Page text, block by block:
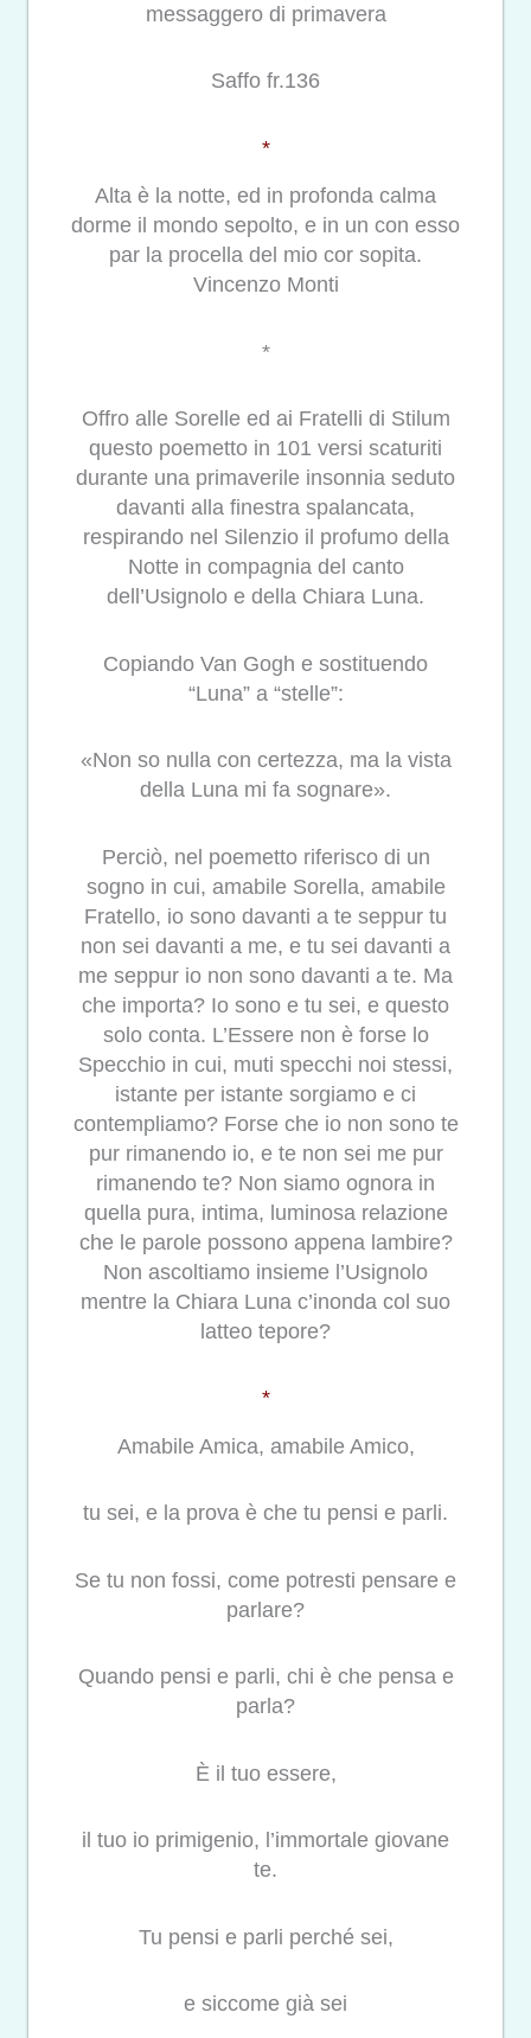
messaggero di primavera
Saffo fr.136
*
Alta è la notte, ed in profonda calma
dorme il mondo sepolto, e in un con esso
par la procella del mio cor sopita.
Vincenzo Monti
*
Offro alle Sorelle ed ai Fratelli di Stilum
questo poemetto in 101 versi scaturiti
durante una primaverile insonnia seduto
davanti alla finestra spalancata,
respirando nel Silenzio il profumo della
Notte in compagnia del canto
dell’Usignolo e della Chiara Luna.
Copiando Van Gogh e sostituendo
“Luna” a “stelle”:
«Non so nulla con certezza, ma la vista
della Luna mi fa sognare».
Perciò, nel poemetto riferisco di un
sogno in cui, amabile Sorella, amabile
Fratello, io sono davanti a te seppur tu
non sei davanti a me, e tu sei davanti a
me seppur io non sono davanti a te. Ma
che importa? Io sono e tu sei, e questo
solo conta. L’Essere non è forse lo
Specchio in cui, muti specchi noi stessi,
istante per istante sorgiamo e ci
contempliamo? Forse che io non sono te
pur rimanendo io, e te non sei me pur
rimanendo te? Non siamo ognora in
quella pura, intima, luminosa relazione
che le parole possono appena lambire?
Non ascoltiamo insieme l’Usignolo
mentre la Chiara Luna c’inonda col suo
latteo tepore?
*
Amabile Amica, amabile Amico,
tu sei, e la prova è che tu pensi e parli.
Se tu non fossi, come potresti pensare e
parlare?
Quando pensi e parli, chi è che pensa e
parla?
È il tuo essere,
il tuo io primigenio, l’immortale giovane
te.
Tu pensi e parli perché sei,
e siccome già sei